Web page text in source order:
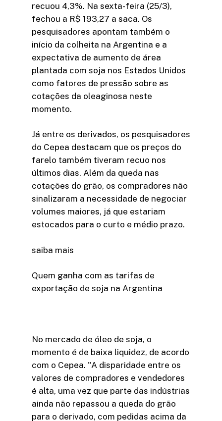
recuou 4,3%. Na sexta-feira (25/3),
fechou a R$ 193,27 a saca. Os
pesquisadores apontam também o
início da colheita na Argentina e a
expectativa de aumento de área
plantada com soja nos Estados Unidos
como fatores de pressão sobre as
cotações da oleaginosa neste
momento.
Já entre os derivados, os pesquisadores
do Cepea destacam que os preços do
farelo também tiveram recuo nos
últimos dias. Além da queda nas
cotações do grão, os compradores não
sinalizaram a necessidade de negociar
volumes maiores, já que estariam
estocados para o curto e médio prazo.
saiba mais
Quem ganha com as tarifas de
exportação de soja na Argentina
No mercado de óleo de soja, o
momento é de baixa liquidez, de acordo
com o Cepea. "A disparidade entre os
valores de compradores e vendedores
é alta, uma vez que parte das indústrias
ainda não repassou a queda do grão
para o derivado, com pedidas acima da